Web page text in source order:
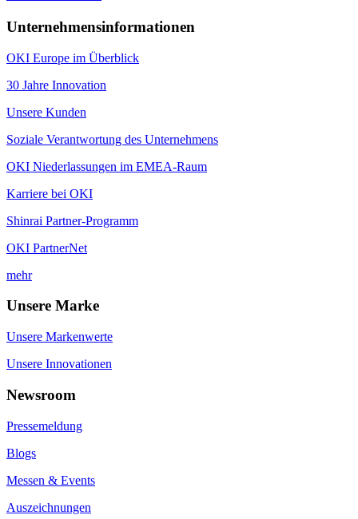
Unternehmensinformationen
OKI Europe im Überblick
30 Jahre Innovation
Unsere Kunden
Soziale Verantwortung des Unternehmens
OKI Niederlassungen im EMEA-Raum
Karriere bei OKI
Shinrai Partner-Programm
OKI PartnerNet
mehr
Unsere Marke
Unsere Markenwerte
Unsere Innovationen
Newsroom
Pressemeldung
Blogs
Messen & Events
Auszeichnungen